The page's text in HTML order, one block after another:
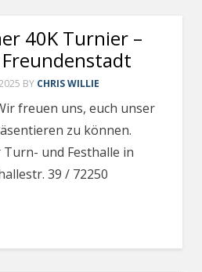
40K Turnier –
BY CHRIS WILLIE
freuen uns, euch unser
zu können.
Turn- und Festhalle in
39 / 72250